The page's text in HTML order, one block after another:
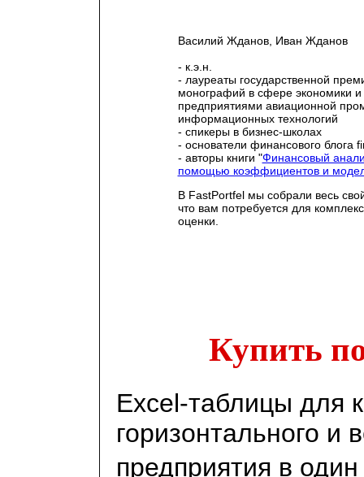
Василий Жданов, Иван Жданов
- к.э.н.
- лауреаты государственной
монографий в сфере экономики и
предприятиями авиационной
информационных технологий
- спикеры в бизнес-школах
- основатели финансового блога
- авторы книги "Финансовый
помощью коэффициентов и
В FastPortfel мы собрали весь
что вам потребуется для
оценки.
Купить
Excel-таблицы для
горизонтального и
предприятия в один